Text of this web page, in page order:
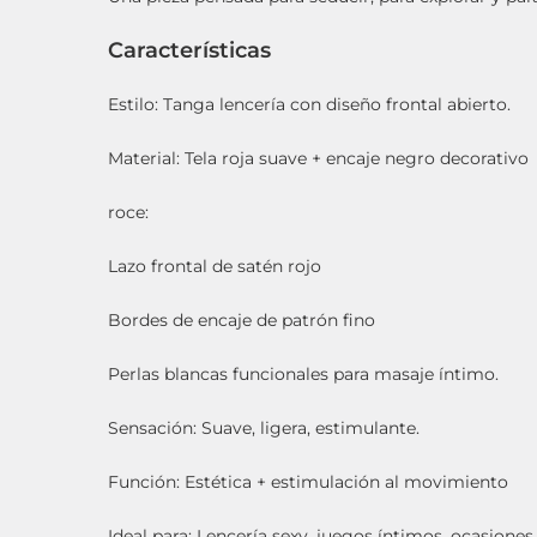
Características
Estilo: Tanga lencería con diseño frontal abierto.
Material: Tela roja suave + encaje negro decorativo
roce:
Lazo frontal de satén rojo
Bordes de encaje de patrón fino
Perlas blancas funcionales para masaje íntimo.
Sensación: Suave, ligera, estimulante.
Función: Estética + estimulación al movimiento